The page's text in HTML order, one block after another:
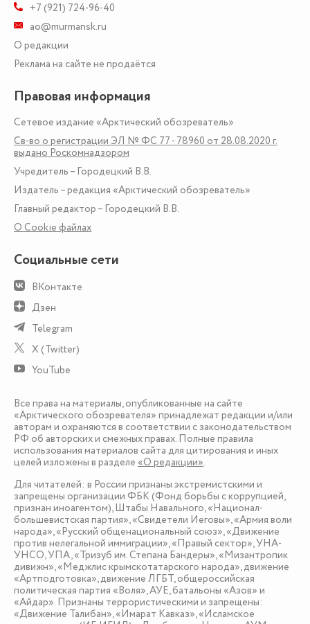
+7 (921) 724-96-40
ao@murmansk.ru
О редакции
Реклама на сайте не продаётся
Правовая информация
Сетевое издание «Арктический обозреватель»
Св-во о регистрации ЭЛ № ФС 77 - 78960 от 28.08.2020 г.
выдано Роскомнадзором
Учредитель – Городецкий В.В.
Издатель – редакция «Арктический обозреватель»
Главный редактор – Городецкий В.В.
О Сookie файлах
Социальные сети
ВКонтакте
Дзен
Telegram
X (Twitter)
YouTube
Все права на материалы, опубликованные на сайте
«Арктического обозревателя» принадлежат редакции и/или
авторам и охраняются в соответствии с законодательством
РФ об авторских и смежных правах. Полные правила
использования материалов сайта для цитирования и иных
целей изложены в разделе «О редакции».
Для читателей: в России признаны экстремистскими и
запрещены организации ФБК (Фонд борьбы с коррупцией,
признан иноагентом), Штабы Навального, «Национал-
большевистская партия», «Свидетели Иеговы», «Армия воли
народа», «Русский общенациональный союз», «Движение
против нелегальной иммиграции», «Правый сектор», УНА-
УНСО, УПА, «Тризуб им. Степана Бандеры», «Мизантропик
дивижн», «Меджлис крымскотатарского народа», движение
«Артподготовка», движение ЛГБТ, общероссийская
политическая партия «Воля», АУЕ, батальоны «Азов» и
«Айдар». Признаны террористическими и запрещены:
«Движение Талибан», «Имарат Кавказ», «Исламское